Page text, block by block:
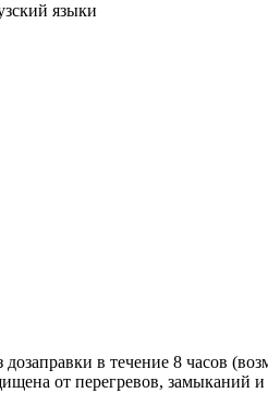
языки
в течение 8 часов
от перегревов, замыканий